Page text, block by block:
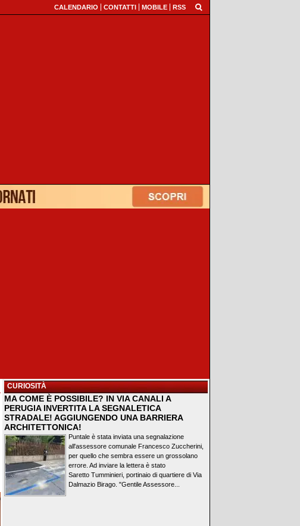
CALENDARIO CONTATTI MOBILE RSS
CURIOSITÀ
MA COME È POSSIBILE? IN VIA CANALI A
PERUGIA INVERTITA LA SEGNALETICA
STRADALE! AGGIUNGENDO UNA BARRIERA
ARCHITETTONICA!
Puntale è stata inviata una segnalazione
all'assessore comunale Francesco Zuccherini,
per quello che sembra essere un grossolano
errore. Ad inviare la lettera è stato
Saretto Tumminieri, portinaio di quartiere di Via
Dalmazio Birago. "Gentile Assessore...